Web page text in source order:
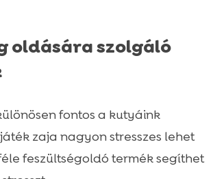
oldására szolgáló
fontos a kutyáink
zaja nagyon stresszes lehet
feszültségoldó termék segíthet